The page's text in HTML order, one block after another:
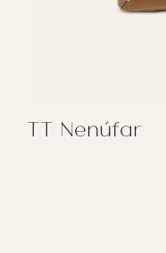
TT Nenúfar